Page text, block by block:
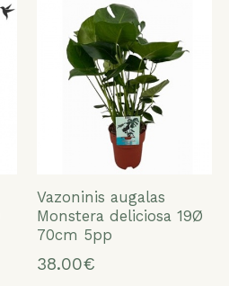
Vazoninis augalas
Monstera deliciosa 19Ø
70cm 5pp
38.00€